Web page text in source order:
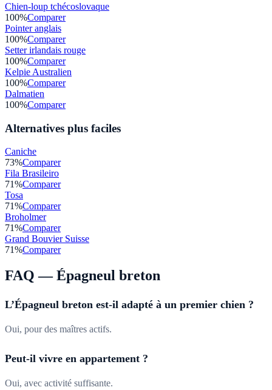
Chien-loup tchécoslovaque
100%Comparer
Pointer anglais
100%Comparer
Setter irlandais rouge
100%Comparer
Kelpie Australien
100%Comparer
Dalmatien
100%Comparer
Alternatives plus faciles
Caniche
73%Comparer
Fila Brasileiro
71%Comparer
Tosa
71%Comparer
Broholmer
71%Comparer
Grand Bouvier Suisse
71%Comparer
FAQ —Épagneul breton
L’Épagneul breton est-il adapté à un premier chien ?
Oui, pour des maîtres actifs.
Peut-il vivre en appartement ?
Oui, avec activité suffisante.